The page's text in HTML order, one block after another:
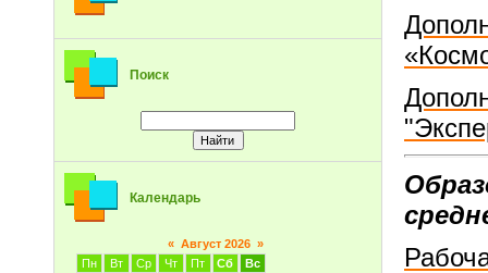
Поиск
Календарь
« Август 2026 »
Пн
Вт Ср Чт Пт Сб
Вс